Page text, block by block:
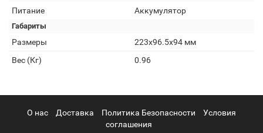
Питание Аккумулятор
Габариты
Размеры
223x96.5x94 мм
Вес (Кг)
0.96
О нас Доставка Политика Безопасности
Условия
соглашения